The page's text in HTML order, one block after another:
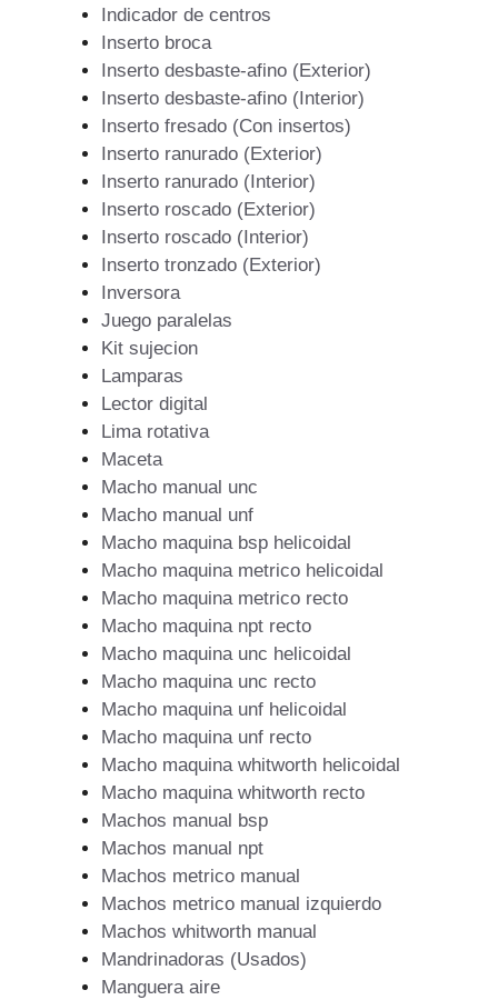
Indicador de centros
Inserto broca
Inserto desbaste-afino (Exterior)
Inserto desbaste-afino (Interior)
Inserto fresado (Con insertos)
Inserto ranurado (Exterior)
Inserto ranurado (Interior)
Inserto roscado (Exterior)
Inserto roscado (Interior)
Inserto tronzado (Exterior)
Inversora
Juego paralelas
Kit sujecion
Lamparas
Lector digital
Lima rotativa
Maceta
Macho manual unc
Macho manual unf
Macho maquina bsp helicoidal
Macho maquina metrico helicoidal
Macho maquina metrico recto
Macho maquina npt recto
Macho maquina unc helicoidal
Macho maquina unc recto
Macho maquina unf helicoidal
Macho maquina unf recto
Macho maquina whitworth helicoidal
Macho maquina whitworth recto
Machos manual bsp
Machos manual npt
Machos metrico manual
Machos metrico manual izquierdo
Machos whitworth manual
Mandrinadoras (Usados)
Manguera aire